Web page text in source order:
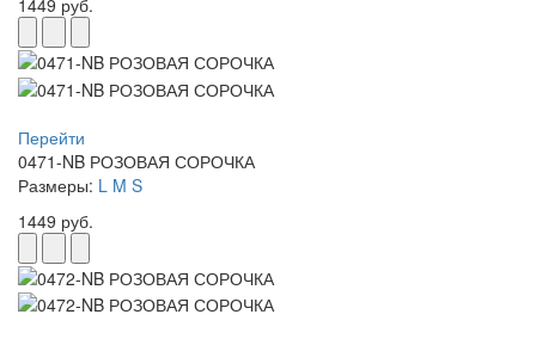
Перейти
0471-NB РОЗОВАЯ СОРОЧКА
Размеры: L M S
1449 руб.